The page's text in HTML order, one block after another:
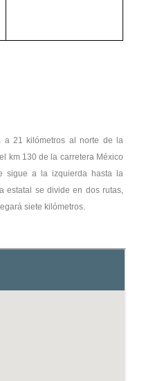
a 21 kilómetros al norte de la
km 130 de la carretera México
sigue a la izquierda hasta la
estatal se divide en dos rutas,
siete kilómetros.